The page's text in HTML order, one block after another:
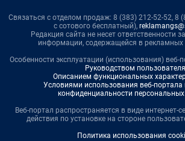
Связаться с отделом продаж: 8 (383) 212-52-52, 8
с сотового бесплатный),
Редакция сайта не несет ответственности
информации, содержащейся в рекламных
Особенности эксплуатации (использования) веб-
Руководством пользователя
Описанием функциональных
Условиями использования веб-портала
конфиденциальности
Веб-портал распространяется в виде интернет-
действия по установке на стороне
Политика использования